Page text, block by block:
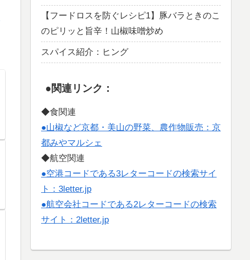
【フードロスを防ぐレシピ1】豚バラときのこ
のピリッと旨辛！山椒味噌炒め
スパイス紹介：ヒング
●関連リンク：
◆食関連
●山椒など京都・美山の野菜、農作物販売：京
都みやマルシェ
◆航空関連
●空港コードである3レターコードの検索サイ
ト：3letter.jp
●航空会社コードである2レターコードの検索
サイト：2letter.jp